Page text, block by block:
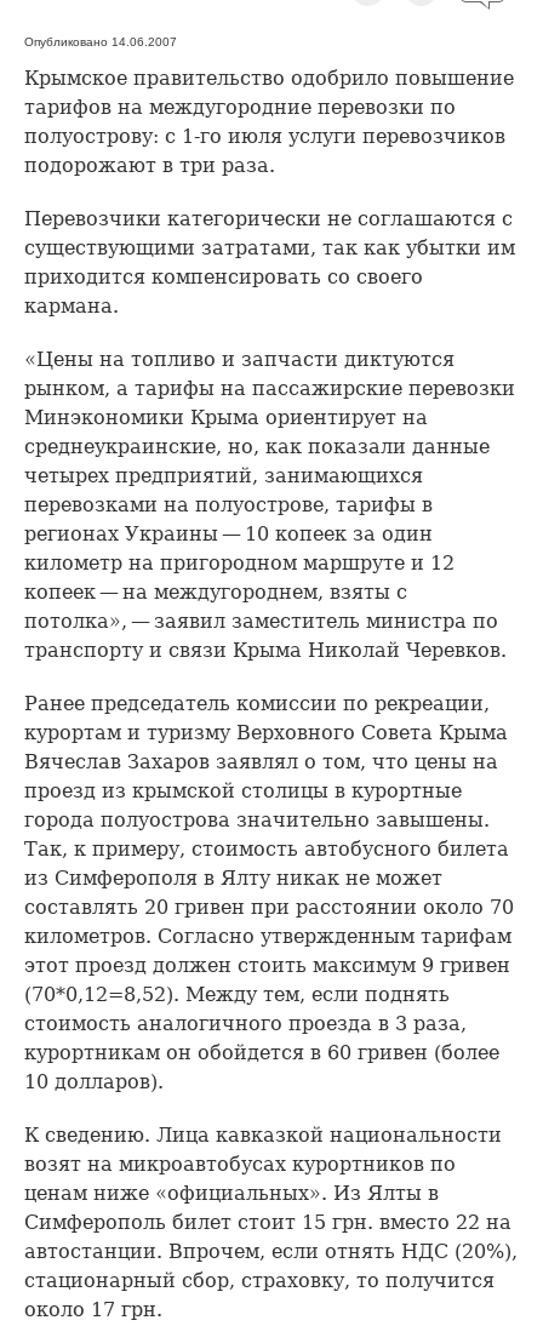
Опубликовано 14.06.2007
Крымское правительство одобрило повышение
тарифов на междугородние перевозки по
полуострову: с 1-го июля услуги перевозчиков
подорожают в три раза.
Перевозчики категорически не соглашаются с
существующими затратами, так как убытки им
приходится компенсировать со своего
кармана.
«Цены на топливо и запчасти диктуются
рынком, а тарифы на пассажирские перевозки
Минэкономики Крыма ориентирует на
среднеукраинские, но, как показали данные
четырех предприятий, занимающихся
перевозками на полуострове, тарифы в
регионах Украины — 10 копеек за один
километр на пригородном маршруте и 12
копеек — на междугороднем, взяты с
потолка», — заявил заместитель министра по
транспорту и связи Крыма Николай Черевков.
Ранее председатель комиссии по рекреации,
курортам и туризму Верховного Совета Крыма
Вячеслав Захаров заявлял о том, что цены на
проезд из крымской столицы в курортные
города полуострова значительно завышены.
Так, к примеру, стоимость автобусного билета
из Симферополя в Ялту никак не может
составлять 20 гривен при расстоянии около 70
километров. Согласно утвержденным тарифам
этот проезд должен стоить максимум 9 гривен
(70*0,12=8,52). Между тем, если поднять
стоимость аналогичного проезда в 3 раза,
курортникам он обойдется в 60 гривен (более
10 долларов).
К сведению. Лица кавказкой национальности
возят на микроавтобусах курортников по
ценам ниже «официальных». Из Ялты в
Симферополь билет стоит 15 грн. вместо 22 на
автостанции. Впрочем, если отнять НДС (20%),
стационарный сбор, страховку, то получится
около 17 грн.